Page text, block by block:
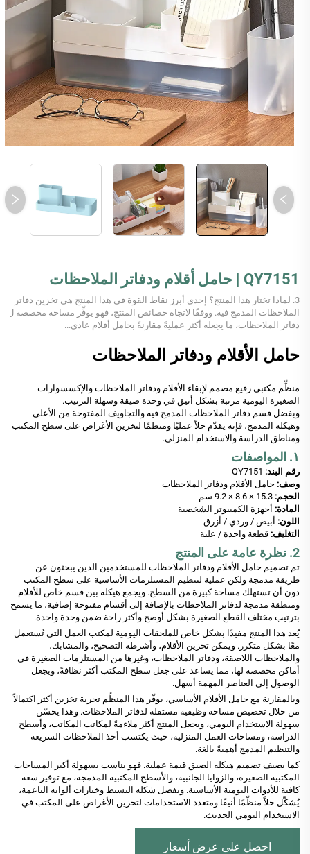
QY7151 | حامل أقلام ودفاتر الملاحظات
3. لماذا تختار هذا المنتج؟ إحدى أبرز نقاط القوة في هذا المنتج هي تخزين دفاتر
الملاحظات المدمج فيه. ووفقًا لاتجاه خصائص المنتج، فهو يوفِّر مساحة مخصصة ل
دفاتر الملاحظات، ما يجعله أكثر عمليةً مقارنةً بحامل أقلام عادي...
حامل الأقلام ودفاتر الملاحظات
منظِّم مكتبي رفيع مصمم لإبقاء الأقلام ودفاتر الملاحظات والإكسسوارات
الصغيرة اليومية مرتبة بشكل أنيق في وحدة ضيقة وسهلة الترتيب.
وبفضل قسم دفاتر الملاحظات المدمج فيه والتجاويف المفتوحة من الأعلى
وهيكله المدمج، فإنه يقدّم حلاً عمليًا ومنظمًا لتخزين الأغراض على سطح المكتب
ومناطق الدراسة والاستخدام المنزلي.
١. المواصفات
رقم البند: QY7151
وصف: حامل الأقلام ودفاتر الملاحظات
الحجم: 15.3 × 8.6 × 9.2 سم
المادة: أجهزة الكمبيوتر الشخصية
اللون: أبيض / وردي / أزرق
التغليف: قطعة واحدة / علبة
2. نظرة عامة على المنتج
تم تصميم حامل الأقلام ودفاتر الملاحظات للمستخدمين الذين يبحثون عن
طريقة مدمجة ولكن عملية لتنظيم المستلزمات الأساسية على سطح المكتب
دون أن تستهلك مساحة كبيرة من السطح. ويجمع هيكله بين قسم خاص للأقلام
ومنطقة مدمجة لدفاتر الملاحظات بالإضافة إلى أقسام مفتوحة إضافية، ما يسمح
بترتيب مختلف القطع الصغيرة بشكل أوضح وأكثر راحة ضمن وحدة واحدة.
يُعد هذا المنتج مفيدًا بشكل خاص للملحقات اليومية لمكتب العمل التي تُستعمل
معًا بشكل متكرر. ويمكن تخزين الأقلام، وأشرطة التصحيح، والمشابك،
والملاحظات اللاصقة، ودفاتر الملاحظات، وغيرها من المستلزمات الصغيرة في
أماكن مخصصة لها، مما يساعد على جعل سطح المكتب أكثر نظافةً، ويجعل
الوصول إلى العناصر المهمة أسهل.
وبالمقارنة مع حامل الأقلام الأساسي، يوفّر هذا المنظّم تجربة تخزين أكثر اكتمالاً
من خلال تخصيص مساحة وظيفية مستقلة لدفاتر الملاحظات. وهذا يحسّن
سهولة الاستخدام اليومي، ويجعل المنتج أكثر ملاءمةً لمكاتب المكاتب، وأسطح
الدراسة، ومساحات العمل المنزلية، حيث يكتسب أخذ الملاحظات السريعة
والتنظيم المدمج أهميةً بالغة.
كما يضيف تصميم هيكله الضيق قيمة عملية. فهو يناسب بسهولة أكبر المساحات
المكتبية الصغيرة، والزوايا الجانبية، والأسطح المكتبية المدمجة، مع توفير سعة
كافية للأدوات اليومية الأساسية. وبفضل شكله البسيط وخيارات ألوانه الناعمة،
يُشكّل حلاً منظّمًا أنيقًا ومتعدد الاستخدامات لتخزين الأغراض على المكتب في
الاستخدام اليومي الحديث.
احصل على عرض أسعار